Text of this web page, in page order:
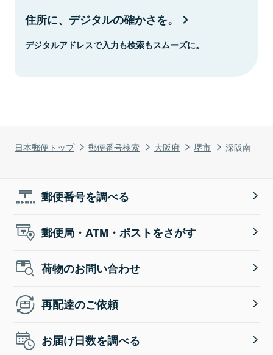
日本郵便トップ 郵便番号検索 大阪府 堺市 深阪南
住所に、デジタルの確かさを。
デジタルアドレスで入力も検索もスムーズに。
郵便番号を調べる
郵便局・ATM・ポストをさがす
荷物のお問い合わせ
再配達のご依頼
お届け日数を調べる